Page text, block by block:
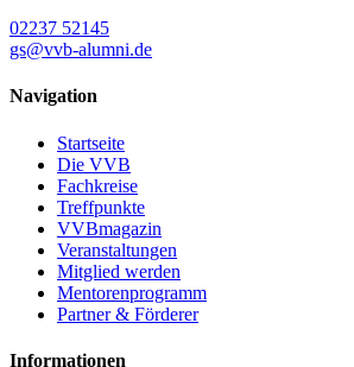
02237 52145
gs@vvb-alumni.de
Navigation
Startseite
Die VVB
Fachkreise
Treffpunkte
VVBmagazin
Veranstaltungen
Mitglied werden
Mentorenprogramm
Partner & Förderer
Informationen